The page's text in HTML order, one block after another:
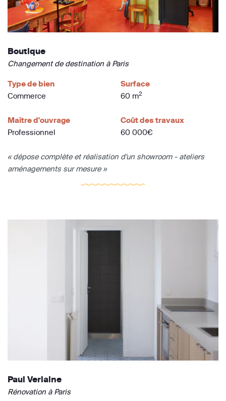
Boutique
Changement de destination à Paris
Type de bien
Commerce
Surface
60 m2
Maître d'ouvrage
Professionnel
Coût des travaux
60 000€
« dépose complète et réalisation d'un showroom - ateliers
aménagements sur mesure »
Paul Verlaine
Rénovation à Paris